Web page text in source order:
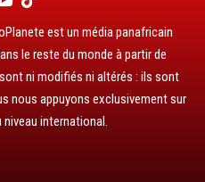
est un média panafricain
le reste du monde à partir de
ni modifiés ni altérés : ils sont
nous appuyons exclusivement sur
international.